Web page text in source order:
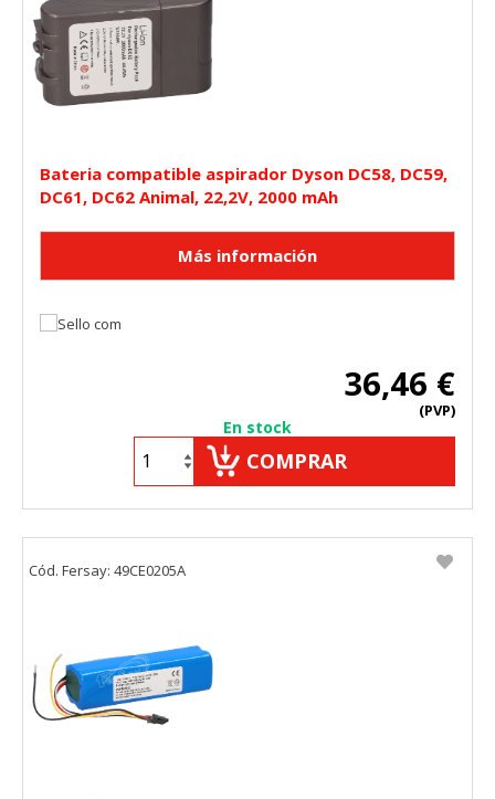
Bateria compatible aspirador Dyson DC58, DC59,
DC61, DC62 Animal, 22,2V, 2000 mAh
36,46 €
(PVP)
En stock
COMPRAR
Cód. Fersay: 49CE0205A